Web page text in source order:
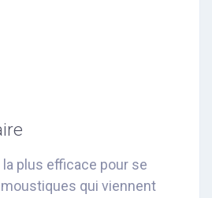
la plus efficace pour se
qui viennent